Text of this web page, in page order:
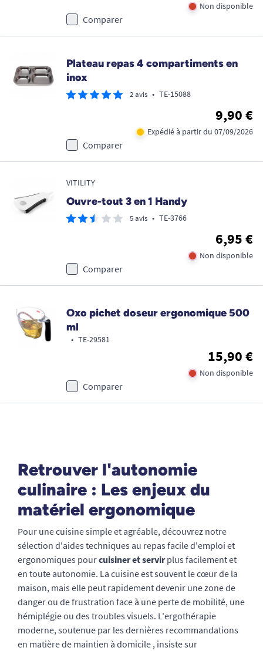
Non disponible
Comparer
Plateau repas 4 compartiments en
inox
2 avis • TE-15088
9,90 €
Expédié à partir du 07/09/2026
Comparer
VITILITY
Ouvre-tout 3 en 1 Handy
5 avis • TE-3766
6,95 €
Non disponible
Comparer
Oxo pichet doseur ergonomique 500
ml
• TE-29581
15,90 €
Non disponible
Comparer
Retrouver l'autonomie
culinaire : Les enjeux du
matériel ergonomique
Pour une cuisine simple et agréable, découvrez notre
sélection d'aides techniques au repas facile d'emploi et
ergonomiques pourcuisiner et servirplus facilement et
en toute autonomie. La cuisine est souvent le cœur de la
maison, mais elle peut rapidement devenir une zone de
danger ou de frustration face à une perte de mobilité, une
hémiplégie ou des troubles visuels. L'ergothérapie
moderne, soutenue par les dernières recommandations
en matière de maintien à domicile , insiste sur